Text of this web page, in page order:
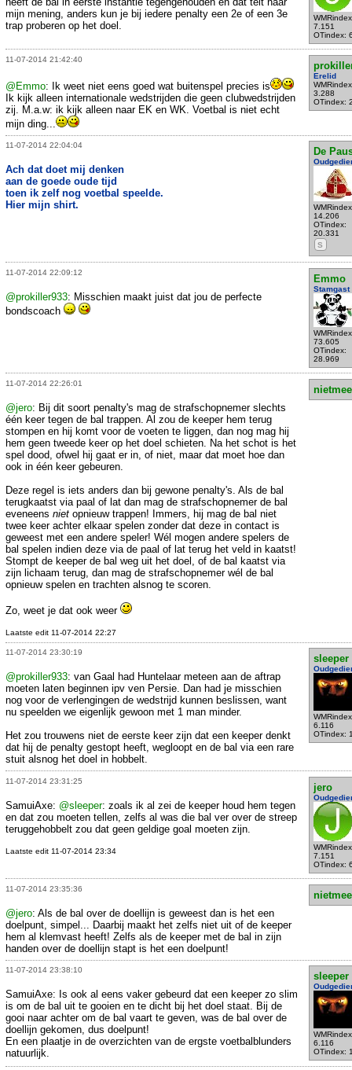
7.151
OTindex:
mijn mening, anders kun je bij iedere penalty een 2e of een 3e
trap proberen op het doel.
11-07-2014 21:42:40
Erelid
3.288
OTindex:
@Emmo: Ik weet niet eens goed wat buitenspel precies is
Ik kijk alleen internationale wedstrijden die geen clubwedstrijden
zij. M.a.w: ik kijk alleen naar EK en WK. Voetbal is niet echt
mijn ding...
11-07-2014 22:04:04
De
14.206
OTindex:
20.331
S
Ach dat doet mij denken
aan de goede oude tijd
toen ik zelf nog voetbal speelde.
Hier mijn shirt.
11-07-2014 22:09:12
Emmo
Stamgast
73.605
OTindex:
28.969
@prokiller933: Misschien maakt juist dat jou de perfecte
bondscoach
11-07-2014 22:26:01
@jero: Bij dit soort penalty's mag de strafschopnemer slechts
één keer tegen de bal trappen. Al zou de keeper hem terug
stompen en hij komt voor de voeten te liggen, dan nog mag hij
hem geen tweede keer op het doel schieten. Na het schot is het
spel dood, ofwel hij gaat er in, of niet, maar dat moet hoe dan
ook in één keer gebeuren.
Deze regel is iets anders dan bij gewone penalty's. Als de bal
terugkaatst via paal of lat dan mag de strafschopnemer de bal
eveneens niet opnieuw trappen! Immers, hij mag de bal niet
twee keer achter elkaar spelen zonder dat deze in contact is
geweest met een andere speler! Wél mogen andere spelers de
bal spelen indien deze via de paal of lat terug het veld in kaatst!
Stompt de keeper de bal weg uit het doel, of de bal kaatst via
zijn lichaam terug, dan mag de strafschopnemer wél de bal
opnieuw spelen en trachten alsnog te scoren.
Zo, weet je dat ook weer
Laatste edit 11-07-2014 22:27
11-07-2014 23:30:19
sleeper
6.116
OTindex:
@prokiller933: van Gaal had Huntelaar meteen aan de aftrap
moeten laten beginnen ipv ven Persie. Dan had je misschien
nog voor de verlengingen de wedstrijd kunnen beslissen, want
nu speelden we eigenlijk gewoon met 1 man minder.
Het zou trouwens niet de eerste keer zijn dat een keeper denkt
dat hij de penalty gestopt heeft, wegloopt en de bal via een rare
stuit alsnog het doel in hobbelt.
11-07-2014 23:31:25
jero
7.151
OTindex:
SamuiAxe: @sleeper: zoals ik al zei de keeper houd hem tegen
en dat zou moeten tellen, zelfs al was die bal ver over de streep
teruggehobbelt zou dat geen geldige goal moeten zijn.
Laatste edit 11-07-2014 23:34
11-07-2014 23:35:36
@jero: Als de bal over de doellijn is geweest dan is het een
doelpunt, simpel... Daarbij maakt het zelfs niet uit of de keeper
hem al klemvast heeft! Zelfs als de keeper met de bal in zijn
handen over de doellijn stapt is het een doelpunt!
11-07-2014 23:38:10
sleeper
6.116
OTindex:
SamuiAxe: Is ook al eens vaker gebeurd dat een keeper zo slim
is om de bal uit te gooien en te dicht bij het doel staat. Bij de
gooi naar achter om de bal vaart te geven, was de bal over de
doellijn gekomen, dus doelpunt!
En een plaatje in de overzichten van de ergste voetbalblunders
natuurlijk.